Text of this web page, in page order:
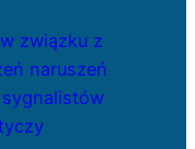
związku z
naruszeń